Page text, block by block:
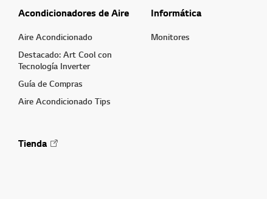
Acondicionadores de Aire
Aire Acondicionado
Destacado: Art Cool con
Tecnología Inverter
Guía de Compras
Aire Acondicionado Tips
Informática
Monitores
Tienda